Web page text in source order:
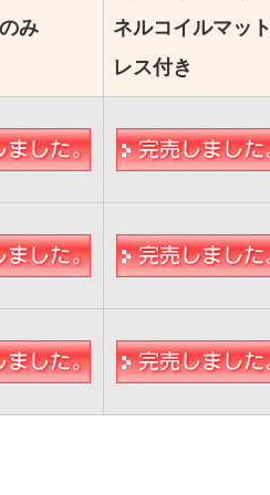
み
ネルコイルマット
レス付き